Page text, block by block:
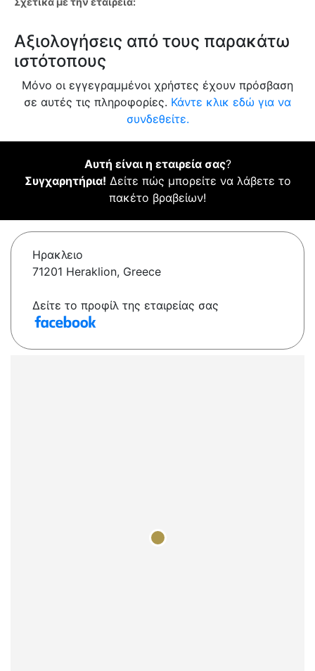
Αξιολογήσεις από τους παρακάτω
ιστότοπους
Μόνο οι εγγεγραμμένοι χρήστες έχουν πρόσβαση
σε αυτές τις πληροφορίες. Κάντε κλικ εδώ για να
συνδεθείτε.
Αυτή είναι η εταιρεία σας?
Συγχαρητήρια! Δείτε πώς μπορείτε να λάβετε το
πακέτο βραβείων!
Ηρακλειο
71201 Heraklion, Greece
Δείτε το προφίλ της εταιρείας σας